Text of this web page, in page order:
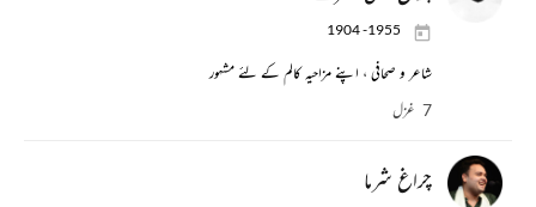
1904 -1955
شاعر و صحافی ، اپنے مزاحیہ کالم کے لئے مشہور
7 غزل
چراغ شرما